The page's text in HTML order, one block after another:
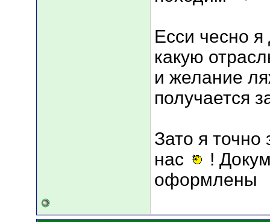
Есси чесно
какую
и желание
получается
Зато я
нас
!
оформлены